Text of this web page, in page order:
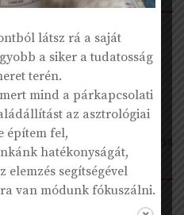
megköszönni a
meglátásait.
segítséggel fordult
Edina
léteznek ilyen csodálatos,
látsz rá a saját
a siker a tudatosság
terén.
mind a párkapcsolati
az asztrológiai
építem fel,
hatékonyságát,
elemzés segítségével
van módunk fókuszálni.